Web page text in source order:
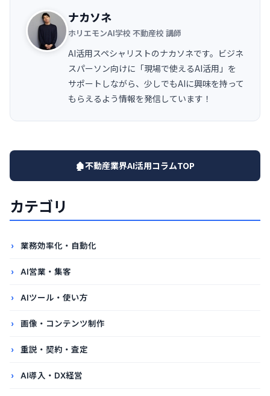
ナカソネ
ホリエモンAI学校 不動産校 講師
AI活用スペシャリストのナカソネです。ビジネ
スパーソン向けに「現場で使えるAI活用」を
サポートしながら、少しでもAIに興味を持って
もらえるよう情報を発信しています！
🏚️不動産業界AI活用コラムTOP
カテゴリ
業務効率化・自動化
AI営業・集客
AIツール・使い方
画像・コンテンツ制作
重説・契約・査定
AI導入・DX経営